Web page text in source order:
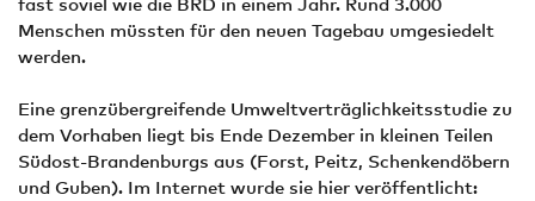
Menschen müssten für den neuen Tagebau umgesiedelt
werden.
Eine grenzübergreifende Umweltverträglichkeitsstudie zu
dem Vorhaben liegt bis Ende Dezember in kleinen Teilen
Südost-Brandenburgs aus (Forst, Peitz, Schenkendöbern
und Guben). Im Internet wurde sie hier veröffentlicht: